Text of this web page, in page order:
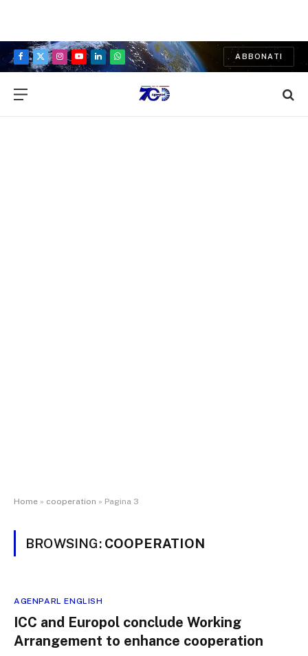
Facebook
X
Instagram
YouTubeLinkedInWhatsApp
ABBONATI
Home » cooperation » Pagina 3
BROWSING: COOPERATION
AGENPARL ENGLISH
ICC and Europol conclude Working
Arrangement to enhance cooperation